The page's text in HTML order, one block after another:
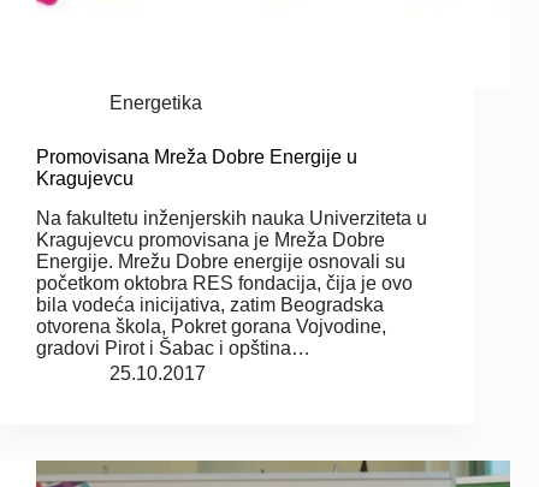
Energetika
Promovisana Mreža Dobre Energije u
Kragujevcu
Na fakultetu inženjerskih nauka Univerziteta u
Kragujevcu promovisana je Mreža Dobre
Energije. Mrežu Dobre energije osnovali su
početkom oktobra RES fondacija, čija je ovo
bila vodeća inicijativa, zatim Beogradska
otvorena škola, Pokret gorana Vojvodine,
gradovi Pirot i Šabac i opština…
25.10.2017